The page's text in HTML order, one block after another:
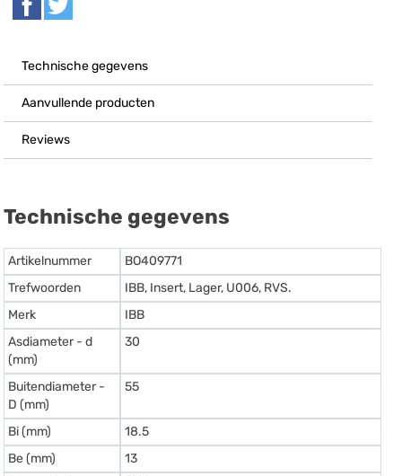
Technische gegevens
Aanvullende producten
Reviews
Technische gegevens
Artikelnummer
BO409771
Trefwoorden
IBB, Insert, Lager, U006, RVS.
Merk
IBB
Asdiameter - d
(mm)
30
Buitendiameter -
D (mm)
55
Bi (mm)
18.5
Be (mm)
13